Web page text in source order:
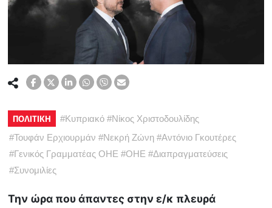
ΠΟΛΙΤΙΚΗ #Κυπριακό #Νίκος Χριστοδουλίδης
#Τουφάν Ερχιουρμάν #Νεκρή Ζώνη #Αντόνιο Γκουτέρες
#Γενικός Γραμματέας ΟΗΕ #ΟΗΕ #Διαπραγματεύσεις
#Συνομιλίες
Την ώρα που άπαντες στην ε/κ πλευρά